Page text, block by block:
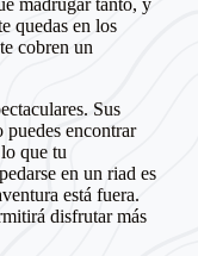
madrugar tanto, y
quedas en los
cobren un
Sus
puedes encontrar
que tu
en un riad es
está fuera.
disfrutar más